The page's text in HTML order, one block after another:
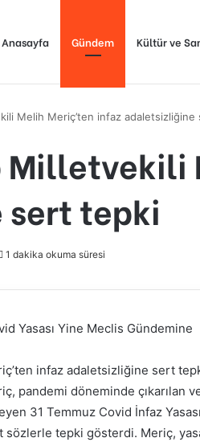
Anasayfa Gündem Kültür ve
Melih Meriç’ten infaz
Milletvekili
tepki
1 dakika okuma süresi
Yasası Yine Meclis Gündemine
infaz adaletsizliğine sert
pandemi döneminde çıkarılan
31 Temmuz Covid İnfaz
sözlerle tepki gösterdi. Meriç,